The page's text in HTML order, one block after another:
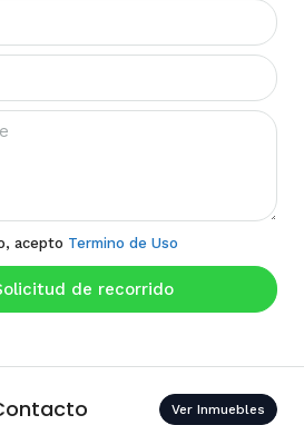
acepto Termino de Uso
de recorrido
Ver Inmuebles